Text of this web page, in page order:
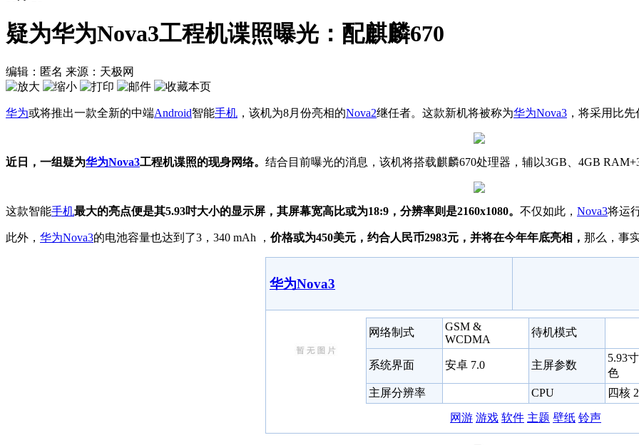
疑为华为Nova3工程机谍照曝光：配麒麟670
编辑：匿名 来源：天极网
华为或将推出一款全新的中端Android智能手机 ，该机为8月份亮相的Nova2继任者。这款新机将被称为华为Nova3 ，将采用比
近日，一组疑为华为Nova3工程机谍照的现身网络。 结合目前曝光的消息，该机将搭载麒麟670处理器，辅以3GB、4GB
这款智能手机最大的亮点便是其5.93吋大小的显示屏，其屏幕宽高比或为18:9，分辨率则是2160x1080。 不仅如此， Nova3将运
此外， 华为Nova3的电池容量也达到了3，340 mAh ， 价格或为450美元，约合人民币2983元，并将在今年年底亮相， 那么，事
华为Nova3
网络制式
GSM &
WCDMA
待机模式
系统界面 安卓 7.0 主屏参数
5.93
色
主屏分辨率
CPU 四核
网游 游戏 软件 主题 壁纸 铃声